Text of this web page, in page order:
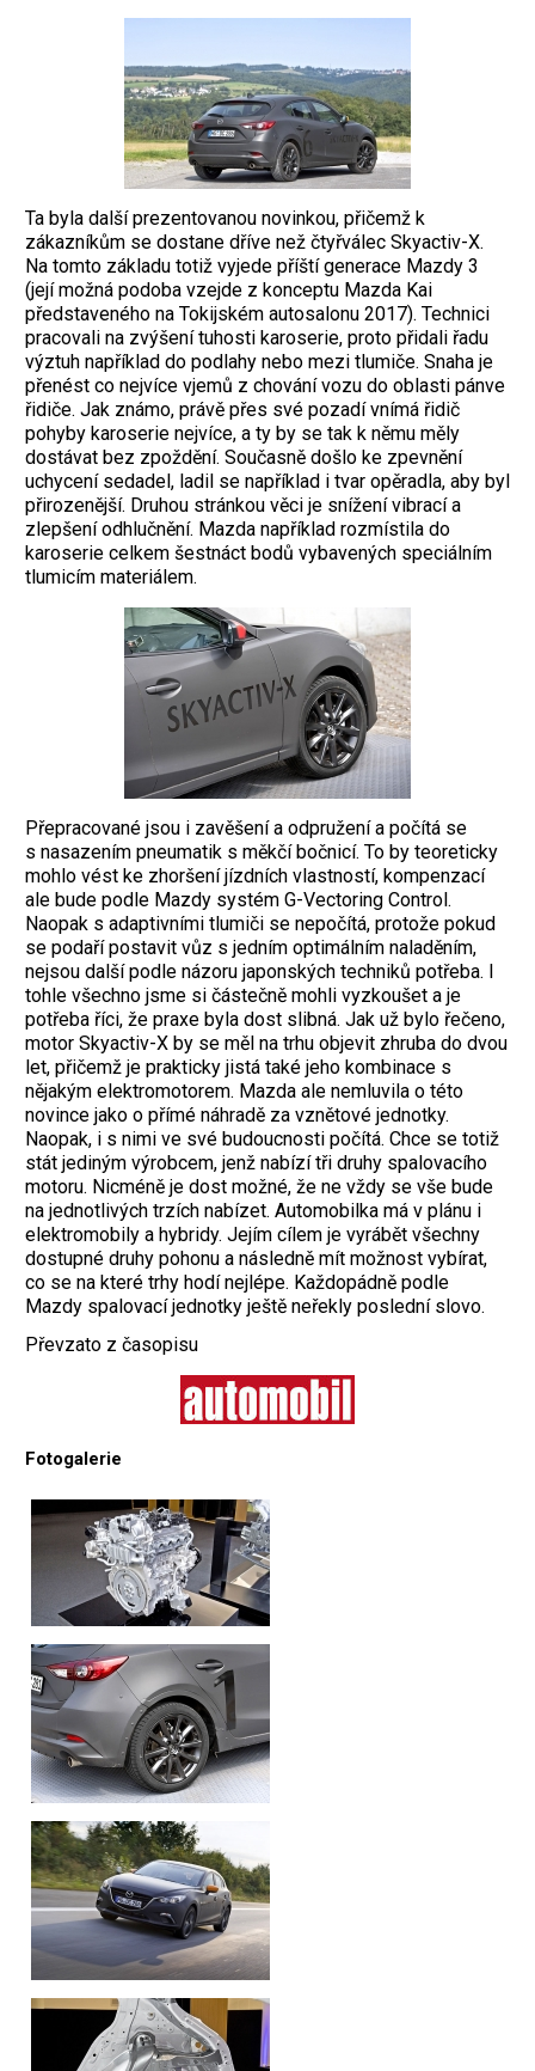
Ta byla další prezentovanou novinkou, přičemž k
zákazníkům se dostane dříve než čtyřválec Skyactiv-X.
Na tomto základu totiž vyjede příští generace Mazdy 3
(její možná podoba vzejde z konceptu Mazda Kai
představeného na Tokijském autosalonu 2017). Technici
pracovali na zvýšení tuhosti karoserie, proto přidali řadu
výztuh například do podlahy nebo mezi tlumiče. Snaha je
přenést co nejvíce vjemů z chování vozu do oblasti pánve
řidiče. Jak známo, právě přes své pozadí vnímá řidič
pohyby karoserie nejvíce, a ty by se tak k němu měly
dostávat bez zpoždění. Současně došlo ke zpevnění
uchycení sedadel, ladil se například i tvar opěradla, aby byl
přirozenější. Druhou stránkou věci je snížení vibrací a
zlepšení odhlučnění. Mazda například rozmístila do
karoserie celkem šestnáct bodů vybavených speciálním
tlumicím materiálem.
Přepracované jsou i zavěšení a odpružení a počítá se
s nasazením pneumatik s měkčí bočnicí. To by teoreticky
mohlo vést ke zhoršení jízdních vlastností, kompenzací
ale bude podle Mazdy systém G-Vectoring Control.
Naopak s adaptivními tlumiči se nepočítá, protože pokud
se podaří postavit vůz s jedním optimálním naladěním,
nejsou další podle názoru japonských techniků potřeba. I
tohle všechno jsme si částečně mohli vyzkoušet a je
potřeba říci, že praxe byla dost slibná. Jak už bylo řečeno,
motor Skyactiv-X by se měl na trhu objevit zhruba do dvou
let, přičemž je prakticky jistá také jeho kombinace s
nějakým elektromotorem. Mazda ale nemluvila o této
novince jako o přímé náhradě za vznětové jednotky.
Naopak, i s nimi ve své budoucnosti počítá. Chce se totiž
stát jediným výrobcem, jenž nabízí tři druhy spalovacího
motoru. Nicméně je dost možné, že ne vždy se vše bude
na jednotlivých trzích nabízet. Automobilka má v plánu i
elektromobily a hybridy. Jejím cílem je vyrábět všechny
dostupné druhy pohonu a následně mít možnost vybírat,
co se na které trhy hodí nejlépe. Každopádně podle
Mazdy spalovací jednotky ještě neřekly poslední slovo.
Převzato z časopisu
Fotogalerie